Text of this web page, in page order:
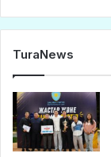
TuraNews